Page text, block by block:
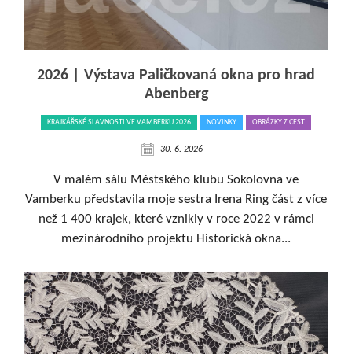
2026 | Výstava Paličkovaná okna pro hrad
Abenberg
KRAJKÁŘSKÉ SLAVNOSTI VE VAMBERKU 2026 NOVINKY OBRÁZKY Z CEST
30. 6. 2026
V malém sálu Městského klubu Sokolovna ve
Vamberku představila moje sestra Irena Ring část z více
než 1 400 krajek, které vznikly v roce 2022 v rámci
mezinárodního projektu Historická okna...